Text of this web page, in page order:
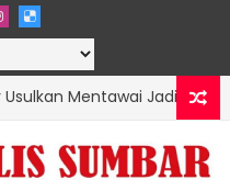
Kawasan Tambak